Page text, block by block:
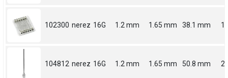
102300 nerez 16G 1.2 mm 1.65 mm 38.1 mm
104812 nerez 16G 1.2 mm 1.65 mm 50.8 mm 2